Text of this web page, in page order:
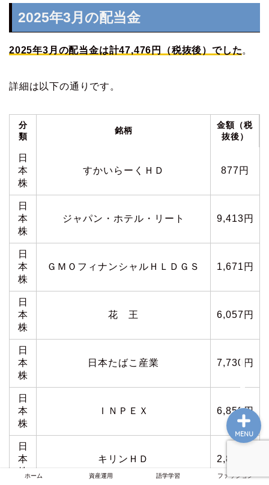
2025年3月の配当金
2025年3月の配当金は計47,476円（税抜後）でした。
詳細は以下の通りです。
分
類
銘柄
金額（税
抜後）
日
本
株
すかいらーくＨＤ 877円
日
本
株
ジャパン・ホテル・リート 9,413円
日
本
株
ＧＭＯフィナンシャルＨＬＤＧＳ 1,671円
日
本
株
花 王 6,057円
日
本
株
日本たばこ産業 7,730円
日
本
株
ＩＮＰＥＸ 6,853円
日
本
株
キリンＨＤ 2,830円
ホーム 資産運用 語学学習 ファッション
MENU
ホーム
ファッション